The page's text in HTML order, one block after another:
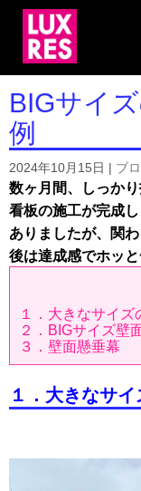
BIGサイ
例
2024年10月15日 ブ
数ヶ月間、しっか
看板の施工が完成
ありましたが、関
後は達成感でホッと
１．大きなサイズ
２．BIGサイズ壁
３．壁面懸垂幕
１．大きなサ